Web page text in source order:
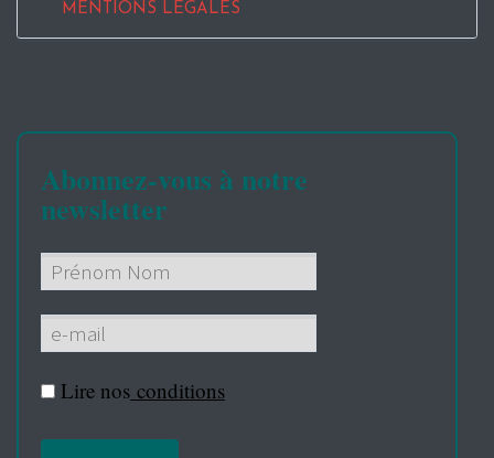
MENTIONS LEGALES
Abonnez-vous à notre
newsletter
Lire nos conditions